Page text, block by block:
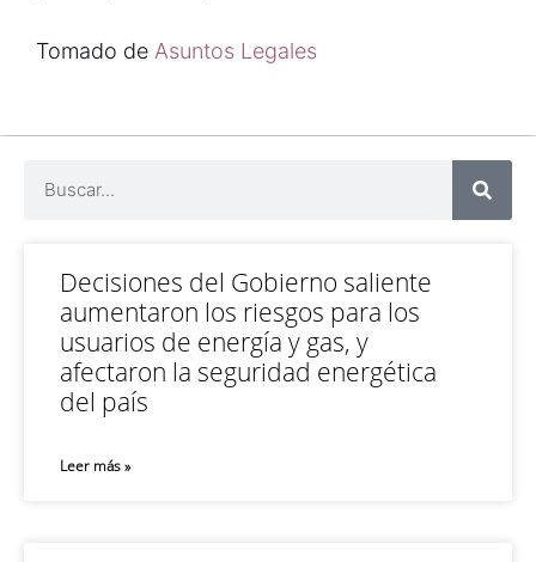
Tomado de Asuntos Legales
Decisiones del Gobierno saliente
aumentaron los riesgos para los
usuarios de energía y gas, y
afectaron la seguridad energética
del país
Leer más »